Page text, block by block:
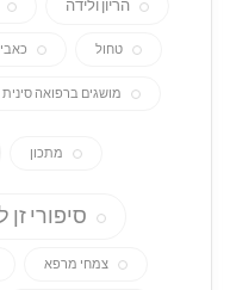
הריון ולידה
טחול
מושגים ברפואה סינית
מתכון
סיפורי זן
צמחי מרפא